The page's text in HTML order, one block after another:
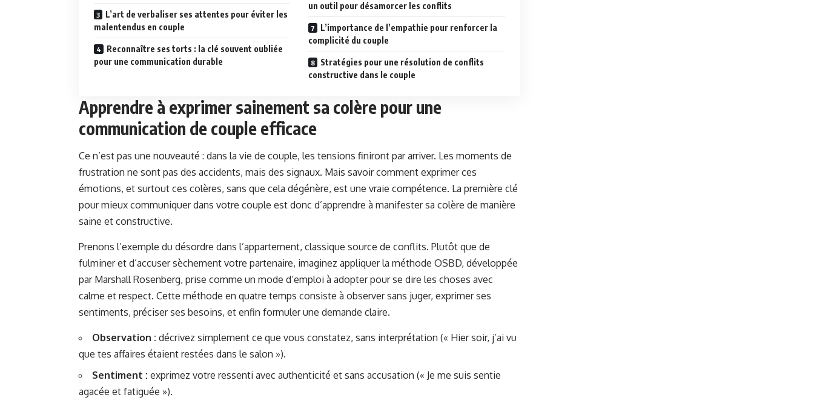
L’art de verbaliser ses attentes pour éviter les
malentendus en couple
Reconnaître ses torts : la clé souvent oubliée
pour une communication durable
un outil pour désamorcer les conflits
L’importance de l’empathie pour renforcer la
complicité du couple
Stratégies pour une résolution de conflits
constructive dans le couple
Apprendre à exprimer sainement sa colère pour une
communication de couple efficace
Ce n’est pas une nouveauté : dans la vie de couple, les tensions finiront par arriver. Les moments de
frustration ne sont pas des accidents, mais des signaux. Mais savoir comment exprimer ces
émotions, et surtout ces colères, sans que cela dégénère, est une vraie compétence. La première clé
pour mieux communiquer dans votre couple est donc d’apprendre à manifester sa colère de manière
saine et constructive.
Prenons l’exemple du désordre dans l’appartement, classique source de conflits. Plutôt que de
fulminer et d’accuser sèchement votre partenaire, imaginez appliquer la méthode OSBD, développée
par Marshall Rosenberg, prise comme un mode d’emploi à adopter pour se dire les choses avec
calme et respect. Cette méthode en quatre temps consiste à observer sans juger, exprimer ses
sentiments, préciser ses besoins, et enfin formuler une demande claire.
Observation : décrivez simplement ce que vous constatez, sans interprétation (« Hier soir, j’ai vu
que tes affaires étaient restées dans le salon »).
Sentiment : exprimez votre ressenti avec authenticité et sans accusation (« Je me suis sentie
agacée et fatiguée »).